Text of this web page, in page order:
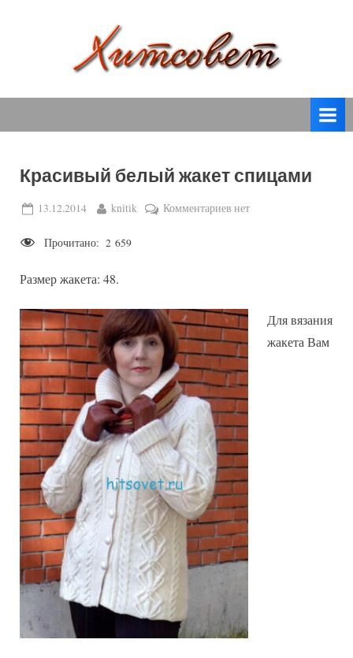
т
о
в
спицами,
крючком,
вязаные
модели
с
Красивый белый жакет спицами
Posted
13.12.2014 By
knitik Комментариевкнет
Прочитано: 2 659
Размер жакета: 48.
Для вязания
жакета Вам